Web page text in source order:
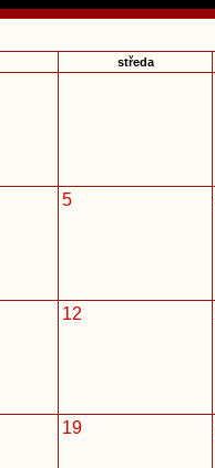
středa
5
12
19